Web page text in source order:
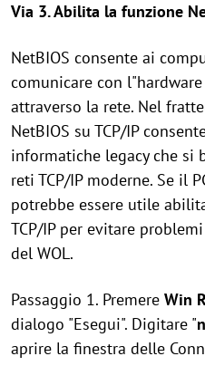
Via 3. Abilita la funzione
NetBIOS consente ai
comunicare con
attraverso la rete. Nel
NetBIOS su TCP/IP
informatiche legacy che si
reti TCP/IP moderne. Se il
potrebbe essere utile
TCP/IP per evitare
del WOL.
Passaggio 1. Premere Win
dialogo "Esegui". Digitare "
aprire la finestra delle